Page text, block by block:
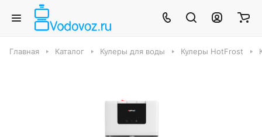
Главная Каталог Кулеры для воды Кулеры HotFrost